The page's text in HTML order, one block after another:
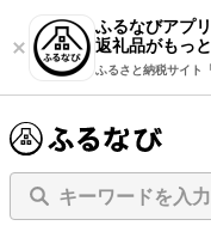
ふるなびアプ
返礼品がもっ
ふるさと納税サイト
キーワードを入力